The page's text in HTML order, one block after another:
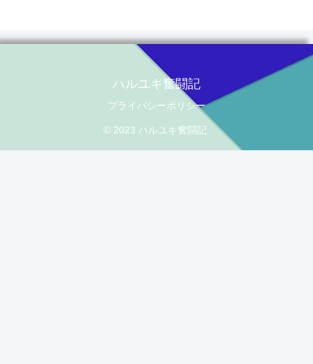
ハルユキ奮闘記
プライバシーポリシー
© 2023 ハルユキ奮闘記.